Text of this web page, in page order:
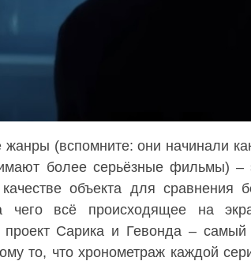
(вспомните: они начинали
более серьёзные фильмы) –
объекта для сравнения
чего всё происходящее на
Сарика и Гевонда – самый
то, что хронометраж каждой